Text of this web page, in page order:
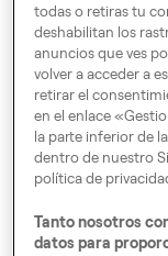
Segunda planta.
08018 Barcelona
Por Europa
todas o retiras tu
deshabilitan los
anuncios que ves
volver a acceder a
retirar el
en el enlace
la parte inferior de
dentro de nuestro
política de
Tanto nosotros
datos para